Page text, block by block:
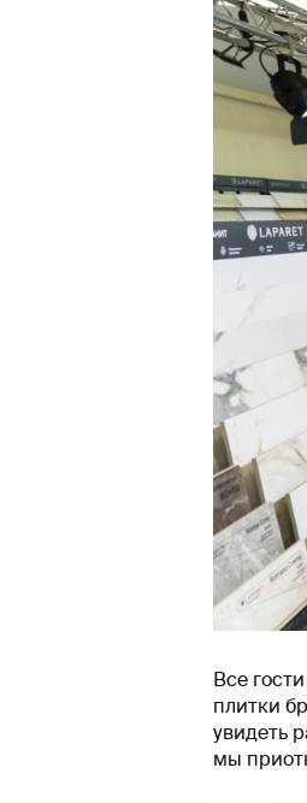
Все
плитки
увидеть
мы